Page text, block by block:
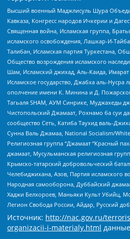
Высший военный Маджлисуль Шура
Кавказа, Конгресс народов Ичкерии и
Священная война, Исламская группа,
исламского освобождения, Лашкар-И-
Талибан, Исламская партия Туркестана,
Общество возрождения исламского
Шам, Исламский джихад, Аль-Каида,
Исламское государство, Джабха аль-
ополчение имени К. Минина и Д.
Тагьаля SHAM, АУМ Синрике, Муджахеды
Чистопольский Джамаат, Рохнамо ба суи
сообщество Сеть, Катиба Таухид валь-
Сунна Валь Джамаа, National Socialism/
Религиозная группа “Джамаат “Красный
джамаат, Мусульманская религиозная
Крымско-татарский добровольческий
Челебиджихана, Азов, Партия исламского
Народная самооборона, Дуббайский
Хаджи Белхороев, Маньяки Культ Убийц,
Легион Свобода России, Айдар, Русский
Источник: http://nac.gov.ru/
organizacii-i-materialy.html